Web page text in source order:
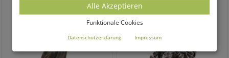
Alle Akzeptieren
Funktionale Cookies
Datenschutzerklärung Impressum